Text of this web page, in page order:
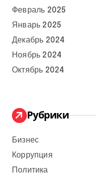
Февраль 2025
Январь 2025
Декабрь 2024
Ноябрь 2024
Октябрь 2024
Рубрики
Бизнес
Коррупция
Политика